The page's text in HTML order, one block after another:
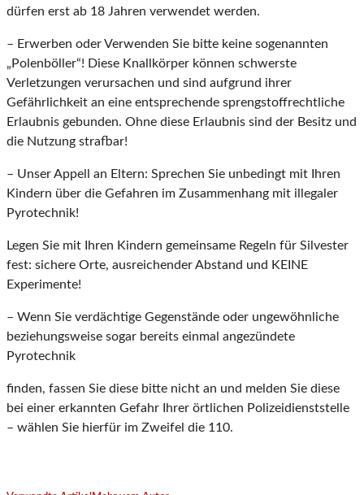
dürfen erst ab 18 Jahren verwendet werden.
– Erwerben oder Verwenden Sie bitte keine sogenannten
„Polenböller“! Diese Knallkörper können schwerste
Verletzungen verursachen und sind aufgrund ihrer
Gefährlichkeit an eine entsprechende sprengstoffrechtliche
Erlaubnis gebunden. Ohne diese Erlaubnis sind der Besitz und
die Nutzung strafbar!
– Unser Appell an Eltern: Sprechen Sie unbedingt mit Ihren
Kindern über die Gefahren im Zusammenhang mit illegaler
Pyrotechnik!
Legen Sie mit Ihren Kindern gemeinsame Regeln für Silvester
fest: sichere Orte, ausreichender Abstand und KEINE
Experimente!
– Wenn Sie verdächtige Gegenstände oder ungewöhnliche
beziehungsweise sogar bereits einmal angezündete
Pyrotechnik
finden, fassen Sie diese bitte nicht an und melden Sie diese
bei einer erkannten Gefahr Ihrer örtlichen Polizeidienststelle
– wählen Sie hierfür im Zweifel die 110.